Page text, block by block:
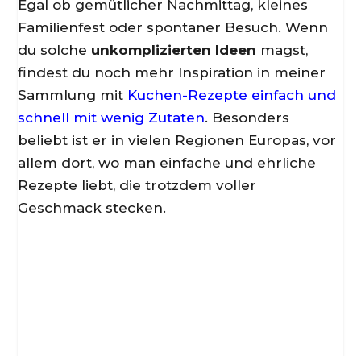
Egal ob gemütlicher Nachmittag, kleines
Familienfest oder spontaner Besuch. Wenn
du solche unkomplizierten Ideen magst,
findest du noch mehr Inspiration in meiner
Sammlung mit Kuchen-Rezepte einfach und
schnell mit wenig Zutaten. Besonders
beliebt ist er in vielen Regionen Europas, vor
allem dort, wo man einfache und ehrliche
Rezepte liebt, die trotzdem voller
Geschmack stecken.